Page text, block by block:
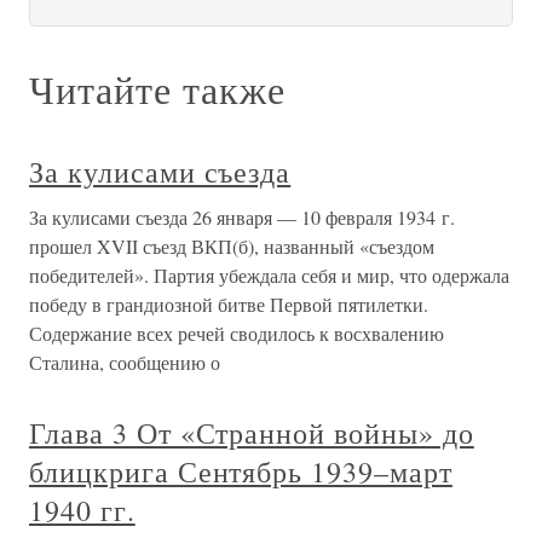
Читайте также
За кулисами съезда
За кулисами съезда 26 января — 10 февраля 1934 г.
прошел XVII съезд ВКП(б), названный «съездом
победителей». Партия убеждала себя и мир, что одержала
победу в грандиозной битве Первой пятилетки.
Содержание всех речей сводилось к восхвалению
Сталина, сообщению о
Глава 3 От «Странной войны» до
блицкрига Сентябрь 1939–март
1940 гг.